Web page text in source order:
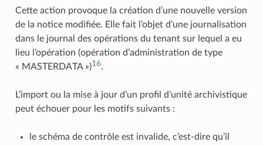
Cette action provoque la création d’une nouvelle version
de la notice modifiée. Elle fait l’objet d’une journalisation
dans le journal des opérations du tenant sur lequel a eu
lieu l’opération (opération d’administration de type
« MASTERDATA »)16.
L’import ou la mise à jour d’un profil d’unité archivistique
peut échouer pour les motifs suivants :
le schéma de contrôle est invalide, c’est-dire qu’il